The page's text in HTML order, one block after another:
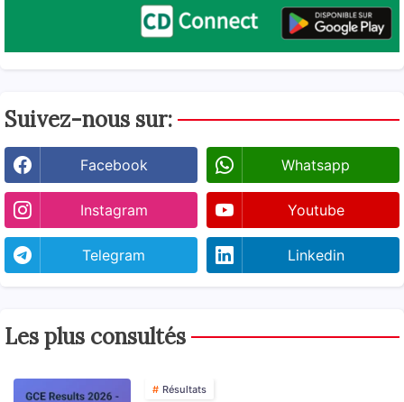
Suivez-nous sur:
Facebook Whatsapp
Instagram Youtube
Telegram Linkedin
Les plus consultés
Résultats